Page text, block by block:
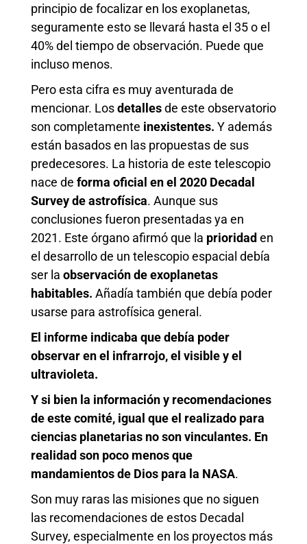
principio de focalizar en los exoplanetas,
seguramente esto se llevará hasta el 35 o el
40% del tiempo de observación. Puede que
incluso menos.
Pero esta cifra es muy aventurada de
mencionar. Losdetallesde este observatorio
son completamente inexistentes. Y además
están basados en las propuestas de sus
predecesores. La historia de este telescopio
nace de forma oficial en el 2020 Decadal
Survey de astrofísica. Aunque sus
conclusiones fueron presentadas ya en
2021. Este órgano afirmó que la prioridaden
el desarrollo de un telescopio espacial debía
ser la observación de exoplanetas
habitables. Añadía también que debía poder
usarse para astrofísica general.
El informe indicaba que debía poder
observar en el infrarrojo, el visible y el
ultravioleta.
Y si bien la información y recomendaciones
de este comité, igual que el realizado para
ciencias planetarias no son vinculantes. En
realidad son poco menos que
mandamientos de Dios para la NASA.
Son muy raras las misiones que no siguen
las recomendaciones de estos Decadal
Survey, especialmente en los proyectos más